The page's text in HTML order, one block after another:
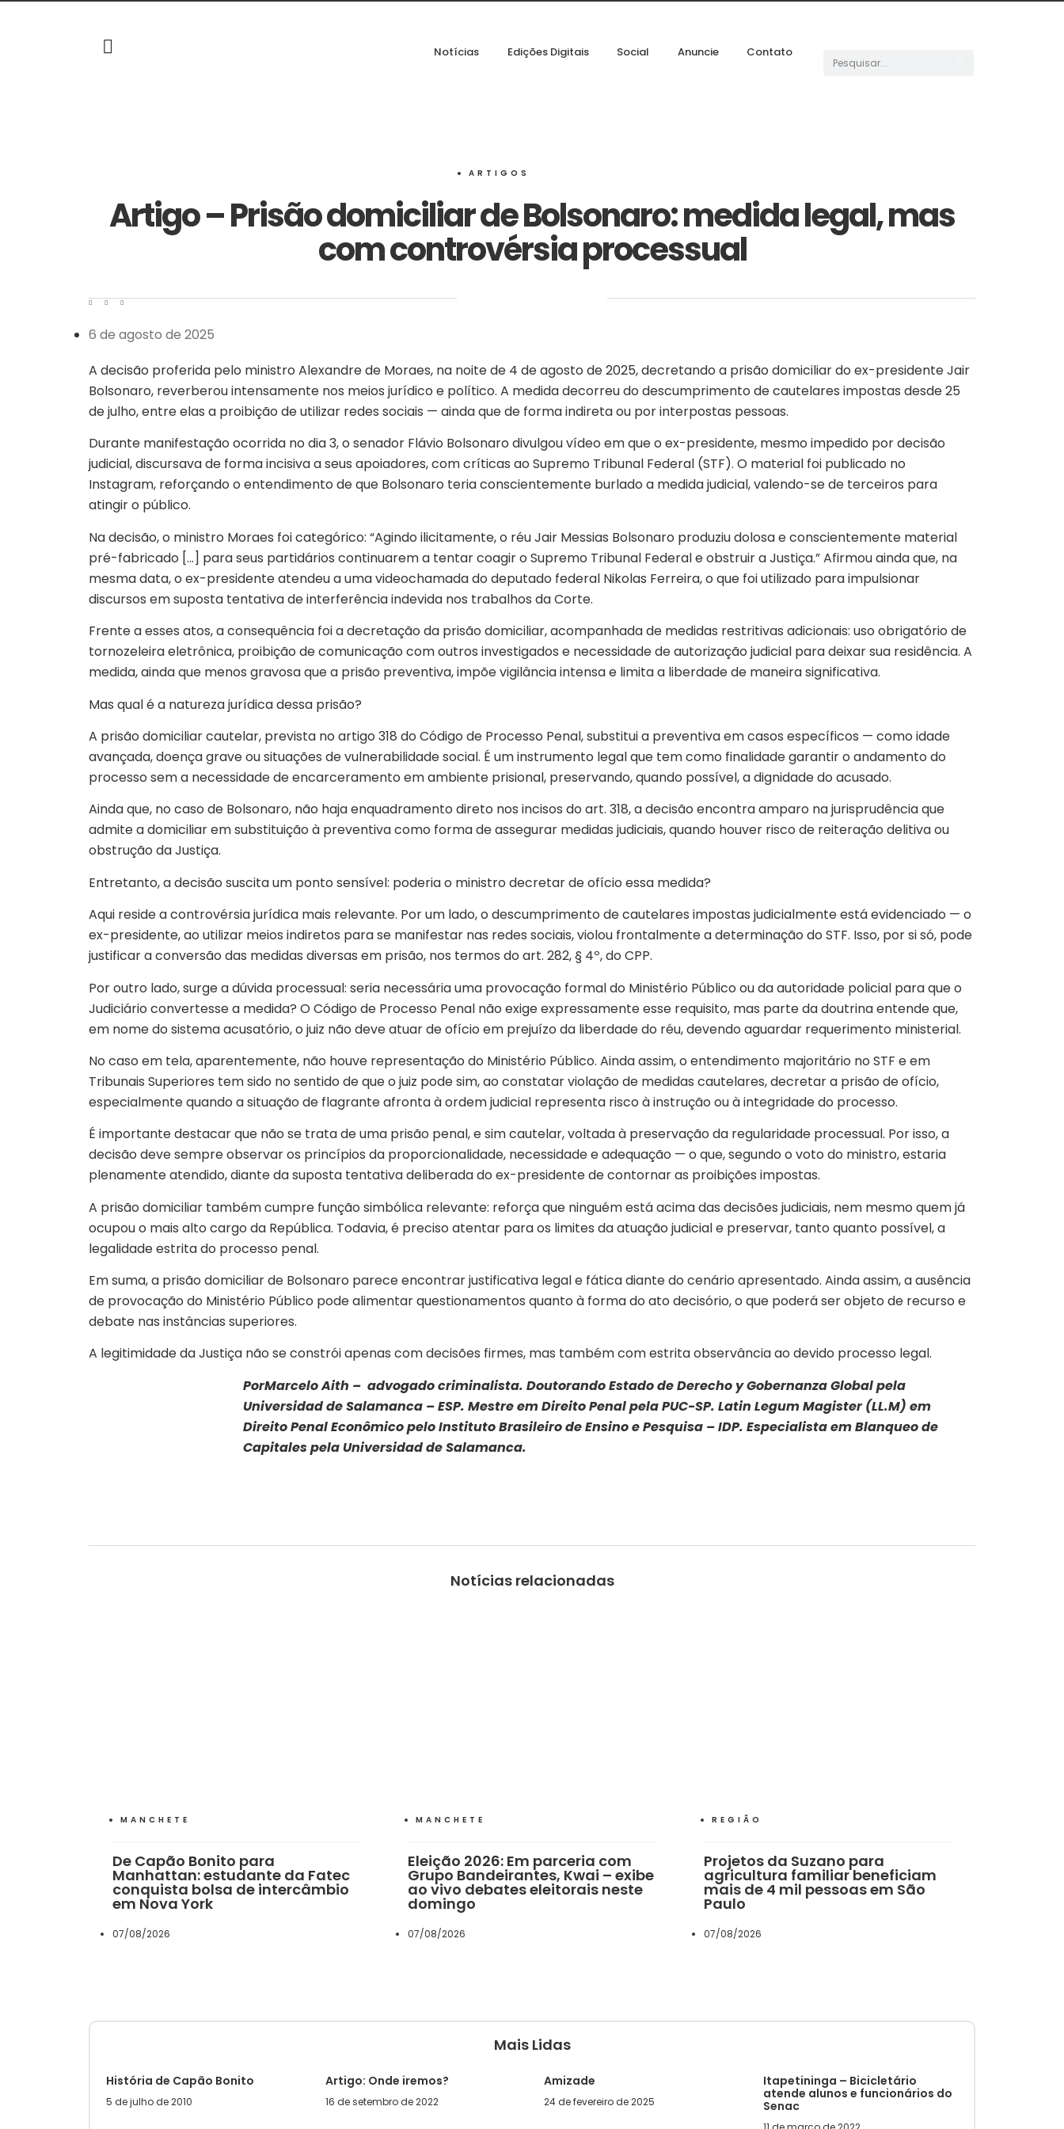
Notícias Edições Digitais Social Anuncie Contato
ARTIGOS
Artigo – Prisão domiciliar de Bolsonaro: medida legal, mas
com controvérsia processual
6 de agosto de 2025
A decisão proferida pelo ministro Alexandre de Moraes, na noite de 4 de agosto de 2025, decretando a prisão domiciliar do ex-presidente Jair
Bolsonaro, reverberou intensamente nos meios jurídico e político. A medida decorreu do descumprimento de cautelares impostas desde 25
de julho, entre elas a proibição de utilizar redes sociais — ainda que de forma indireta ou por interpostas pessoas.
Durante manifestação ocorrida no dia 3, o senador Flávio Bolsonaro divulgou vídeo em que o ex-presidente, mesmo impedido por decisão
judicial, discursava de forma incisiva a seus apoiadores, com críticas ao Supremo Tribunal Federal (STF). O material foi publicado no
Instagram, reforçando o entendimento de que Bolsonaro teria conscientemente burlado a medida judicial, valendo-se de terceiros para
atingir o público.
Na decisão, o ministro Moraes foi categórico: “Agindo ilicitamente, o réu Jair Messias Bolsonaro produziu dolosa e conscientemente material
pré-fabricado […] para seus partidários continuarem a tentar coagir o Supremo Tribunal Federal e obstruir a Justiça.” Afirmou ainda que, na
mesma data, o ex-presidente atendeu a uma videochamada do deputado federal Nikolas Ferreira, o que foi utilizado para impulsionar
discursos em suposta tentativa de interferência indevida nos trabalhos da Corte.
Frente a esses atos, a consequência foi a decretação da prisão domiciliar, acompanhada de medidas restritivas adicionais: uso obrigatório de
tornozeleira eletrônica, proibição de comunicação com outros investigados e necessidade de autorização judicial para deixar sua residência. A
medida, ainda que menos gravosa que a prisão preventiva, impõe vigilância intensa e limita a liberdade de maneira significativa.
Mas qual é a natureza jurídica dessa prisão?
A prisão domiciliar cautelar, prevista no artigo 318 do Código de Processo Penal, substitui a preventiva em casos específicos — como idade
avançada, doença grave ou situações de vulnerabilidade social. É um instrumento legal que tem como finalidade garantir o andamento do
processo sem a necessidade de encarceramento em ambiente prisional, preservando, quando possível, a dignidade do acusado.
Ainda que, no caso de Bolsonaro, não haja enquadramento direto nos incisos do art. 318, a decisão encontra amparo na jurisprudência que
admite a domiciliar em substituição à preventiva como forma de assegurar medidas judiciais, quando houver risco de reiteração delitiva ou
obstrução da Justiça.
Entretanto, a decisão suscita um ponto sensível: poderia o ministro decretar de ofício essa medida?
Aqui reside a controvérsia jurídica mais relevante. Por um lado, o descumprimento de cautelares impostas judicialmente está evidenciado — o
ex-presidente, ao utilizar meios indiretos para se manifestar nas redes sociais, violou frontalmente a determinação do STF. Isso, por si só, pode
justificar a conversão das medidas diversas em prisão, nos termos do art. 282, § 4º, do CPP.
Por outro lado, surge a dúvida processual: seria necessária uma provocação formal do Ministério Público ou da autoridade policial para que o
Judiciário convertesse a medida? O Código de Processo Penal não exige expressamente esse requisito, mas parte da doutrina entende que,
em nome do sistema acusatório, o juiz não deve atuar de ofício em prejuízo da liberdade do réu, devendo aguardar requerimento ministerial.
No caso em tela, aparentemente, não houve representação do Ministério Público. Ainda assim, o entendimento majoritário no STF e em
Tribunais Superiores tem sido no sentido de que o juiz pode sim, ao constatar violação de medidas cautelares, decretar a prisão de ofício,
especialmente quando a situação de flagrante afronta à ordem judicial representa risco à instrução ou à integridade do processo.
É importante destacar que não se trata de uma prisão penal, e sim cautelar, voltada à preservação da regularidade processual. Por isso, a
decisão deve sempre observar os princípios da proporcionalidade, necessidade e adequação — o que, segundo o voto do ministro, estaria
plenamente atendido, diante da suposta tentativa deliberada do ex-presidente de contornar as proibições impostas.
A prisão domiciliar também cumpre função simbólica relevante: reforça que ninguém está acima das decisões judiciais, nem mesmo quem já
ocupou o mais alto cargo da República. Todavia, é preciso atentar para os limites da atuação judicial e preservar, tanto quanto possível, a
legalidade estrita do processo penal.
Em suma, a prisão domiciliar de Bolsonaro parece encontrar justificativa legal e fática diante do cenário apresentado. Ainda assim, a ausência
de provocação do Ministério Público pode alimentar questionamentos quanto à forma do ato decisório, o que poderá ser objeto de recurso e
debate nas instâncias superiores.
A legitimidade da Justiça não se constrói apenas com decisões firmes, mas também com estrita observância ao devido processo legal.
PorMarcelo Aith – advogado criminalista. Doutorando Estado de Derecho y Gobernanza Global pela
Universidad de Salamanca – ESP. Mestre em Direito Penal pela PUC-SP. Latin Legum Magister (LL.M) em
Direito Penal Econômico pelo Instituto Brasileiro de Ensino e Pesquisa – IDP. Especialista em Blanqueo de
Capitales pela Universidad de Salamanca.
Notícias relacionadas
MANCHETE
De Capão Bonito para
Manhattan: estudante da Fatec
conquista bolsa de intercâmbio
em Nova York
07/08/2026
MANCHETE
Eleição 2026: Em parceria com
Grupo Bandeirantes, Kwai – exibe
ao vivo debates eleitorais neste
domingo
07/08/2026
REGIÃO
Projetos da Suzano para
agricultura familiar beneficiam
mais de 4 mil pessoas em São
Paulo
07/08/2026
Mais Lidas
História de Capão Bonito
5 de julho de 2010
Artigo: Onde iremos?
16 de setembro de 2022
Amizade
24 de fevereiro de 2025
Itapetininga – Bicicletário
atende alunos e funcionários do
Senac